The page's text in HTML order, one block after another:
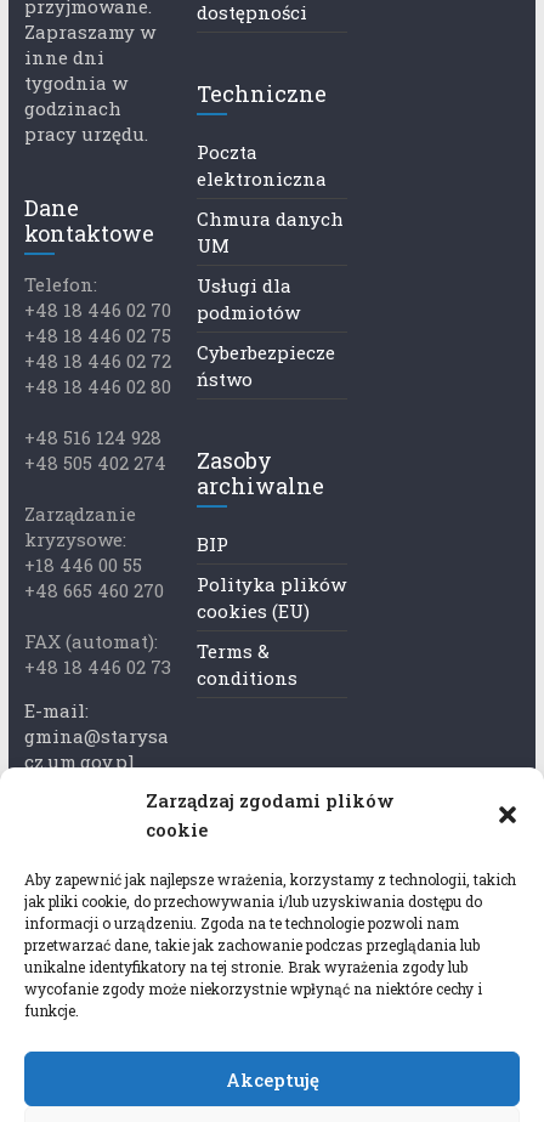
Zarządzaj zgodami plików
cookie
Aby zapewnić jak najlepsze wrażenia, korzystamy z technologii, takich
jak pliki cookie, do przechowywania i/lub uzyskiwania dostępu do
informacji o urządzeniu. Zgoda na te technologie pozwoli nam
przetwarzać dane, takie jak zachowanie podczas przeglądania lub
unikalne identyfikatory na tej stronie. Brak wyrażenia zgody lub
wycofanie zgody może niekorzystnie wpłynąć na niektóre cechy i
funkcje.
Akceptuję
przyjmowane.
Zapraszamy w
inne dni
tygodnia w
godzinach
pracy urzędu.
Dane
kontaktowe
Telefon:
+48 18 446 02 70
+48 18 446 02 75
+48 18 446 02 72
+48 18 446 02 80
+48 516 124 928
+48 505 402 274
Zarządzanie
kryzysowe:
+18 446 00 55
+48 665 460 270
FAX (automat):
+48 18 446 02 73
E-mail:
gmina@starysa
cz.um.gov.pl
Adres skrzynki
rytka
Adres do e-
Doręczeń:
AEL-97528-
78647-USWGJ-
dostępności
Techniczne
Poczta
elektroniczna
Chmura danych
UM
Usługi dla
podmiotów
Cyberbezpiecze
ństwo
Zasoby
archiwalne
BIP
Polityka plików
cookies (EU)
Terms &
conditions